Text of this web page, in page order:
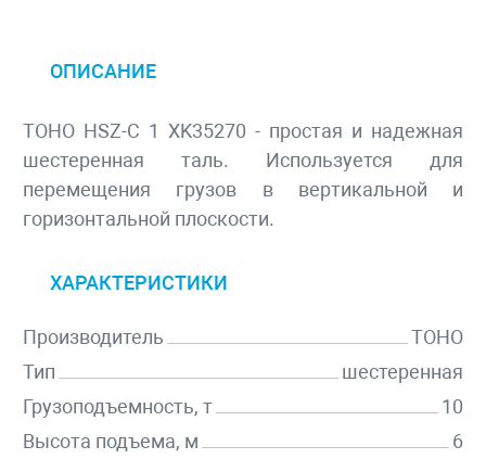
ОПИСАНИЕ
TOHO HSZ-C 1 XK35270 - простая и надежная
шестеренная таль. Используется для
перемещения грузов в вертикальной и
горизонтальной плоскости.
ХАРАКТЕРИСТИКИ
Производитель
TOHO
Тип
шестеренная
Грузоподъемность, т
10
Высота подъема, м
6